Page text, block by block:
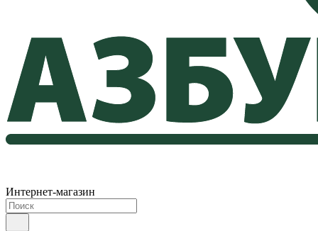
Интернет-магазин